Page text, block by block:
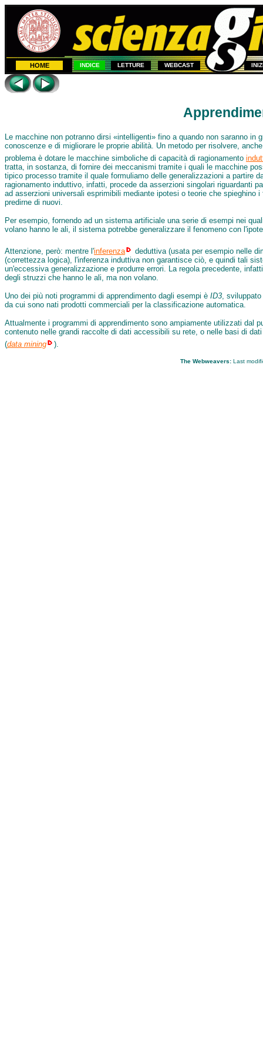
HOME INDICE LETTURE WEBCAST
Le macchine non potranno dirsi «intelligenti» fino a quando non saranno in
conoscenze e di migliorare le proprie abilità. Un metodo per risolvere,
problema è dotare le macchine simboliche di capacità di ragionamento
tratta, in sostanza, di fornire dei meccanismi tramite i quali le macchine
tipico processo tramite il quale formuliamo delle generalizzazioni a partire
ragionamento induttivo, infatti, procede da asserzioni singolari riguardanti
ad asserzioni universali esprimibili mediante ipotesi o teorie che spieghino
predirne di nuovi.
Per esempio, fornendo ad un sistema artificiale una serie di esempi nei
volano hanno le ali, il sistema potrebbe generalizzare il fenomeno con
Attenzione, però: mentre l'inferenza
deduttiva (usata per esempio nelle
(correttezza logica), l'inferenza induttiva non garantisce ciò, e quindi tali
un'eccessiva generalizzazione e produrre errori. La regola precedente,
degli struzzi che hanno le ali, ma non volano.
Uno dei più noti programmi di apprendimento dagli esempi è ID3 ,
da cui sono nati prodotti commerciali per la classificazione automatica.
Attualmente i programmi di apprendimento sono ampiamente utilizzati dal
contenuto nelle grandi raccolte di dati accessibili su rete, o nelle basi di
(data mining ).
The Webweavers:Last